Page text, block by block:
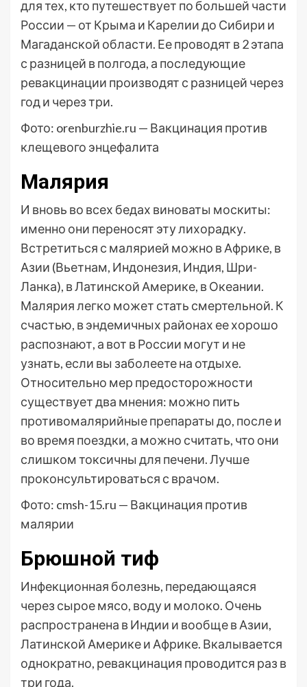
для тех, кто путешествует по большей части
России — от Крыма и Карелии до Сибири и
Магаданской области. Ее проводят в 2 этапа
с разницей в полгода, а последующие
ревакцинации производят с разницей через
год и через три.
Фото: orenburzhie.ru — Вакцинация против
клещевого энцефалита
Малярия
И вновь во всех бедах виноваты москиты:
именно они переносят эту лихорадку.
Встретиться с малярией можно в Африке, в
Азии (Вьетнам, Индонезия, Индия, Шри-
Ланка), в Латинской Америке, в Океании.
Малярия легко может стать смертельной. К
счастью, в эндемичных районах ее хорошо
распознают, а вот в России могут и не
узнать, если вы заболеете на отдыхе.
Относительно мер предосторожности
существует два мнения: можно пить
противомалярийные препараты до, после и
во время поездки, а можно считать, что они
слишком токсичны для печени. Лучше
проконсультироваться с врачом.
Фото: cmsh-15.ru — Вакцинация против
малярии
Брюшной тиф
Инфекционная болезнь, передающаяся
через сырое мясо, воду и молоко. Очень
распространена в Индии и вообще в Азии,
Латинской Америке и Африке. Вкалывается
однократно, ревакцинация проводится раз в
три года.